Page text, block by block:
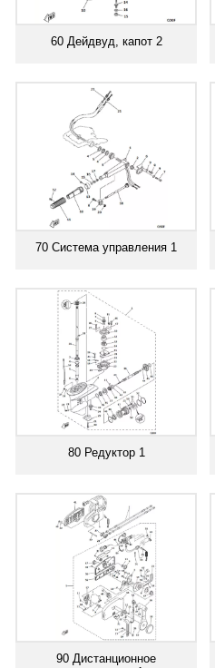
60 Дейдвуд, капот 2
70 Система управления 1
80 Редуктор 1
90 Дистанционное